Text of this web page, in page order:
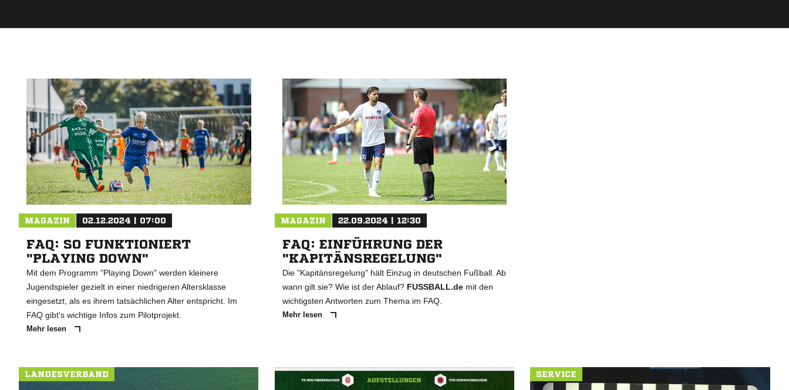
MAGAZIN 02.12.2024 | 07:00
FAQ: SO FUNKTIONIERT
"PLAYING DOWN"
Mit dem Programm "Playing Down" werden kleinere
Jugendspieler gezielt in einer niedrigeren Altersklasse
eingesetzt, als es ihrem tatsächlichen Alter entspricht. Im
FAQ gibt's wichtige Infos zum Pilotprojekt.
Mehr lesen
MAGAZIN 22.09.2024 | 12:30
FAQ: EINFÜHRUNG DER
"KAPITÄNSREGELUNG"
Die "Kapitänsregelung" hält Einzug in deutschen Fußball. Ab
wann gilt sie? Wie ist der Ablauf? FUSSBALL.demit den
wichtigsten Antworten zum Thema im FAQ.
Mehr lesen
LANDESVERBAND SERVICE